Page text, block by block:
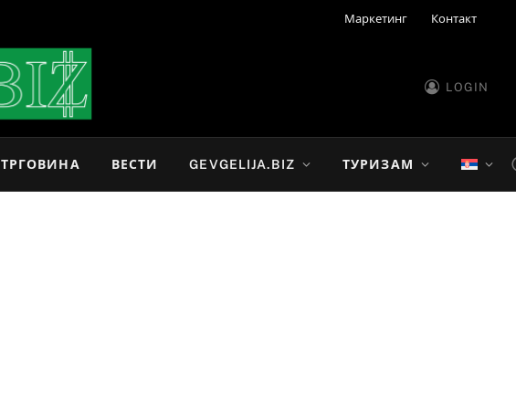
Маркетинг Контакт
LOGIN
ТРГОВИНА ВЕСТИ GEVGELIJA.BIZ ТУРИЗАМ